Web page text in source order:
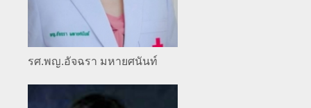
รศ.พญ.อัจฉรา มหายศนันท์